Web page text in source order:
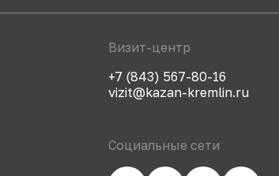
Визит-центр
+7 (843) 567-80-16
vizit@kazan-kremlin.ru
Социальные сети